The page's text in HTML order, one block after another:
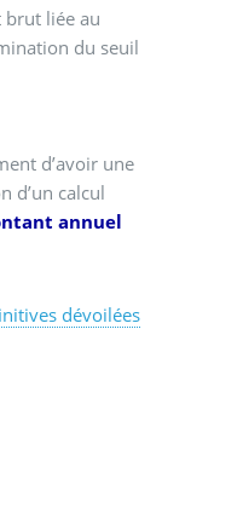
brut liée au
du seuil
d’avoir une
d’un calcul
annuel
dévoilées